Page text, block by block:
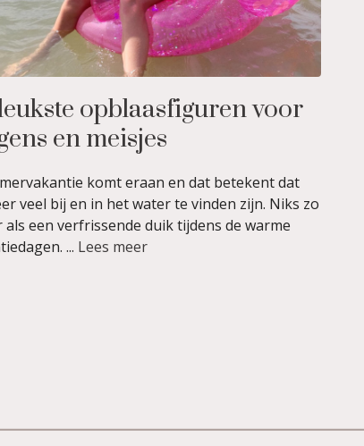
opblaasfiguren voor
en meisjes
komt eraan en dat betekent dat
veel bij en in het water te vinden zijn. Niks zo
als een verfrissende duik tijdens de warme
... Lees meer